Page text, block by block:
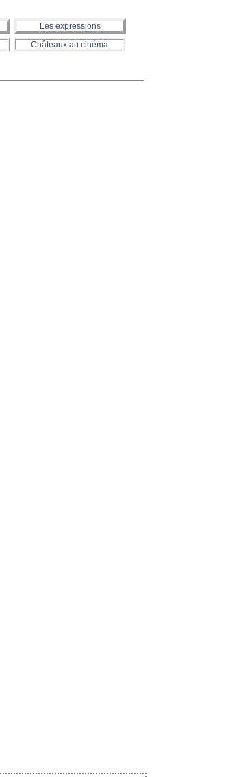
Les expressions
Châteaux au cinéma